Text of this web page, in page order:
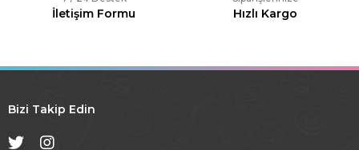
İletişim Formu Hızlı Kargo
Bizi Takip Edin